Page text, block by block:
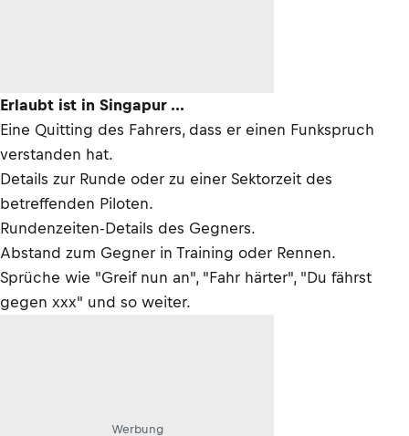
Erlaubt ist in Singapur ...
Eine Quitting des Fahrers, dass er einen Funkspruch
verstanden hat.
Details zur Runde oder zu einer Sektorzeit des
betreffenden Piloten.
Rundenzeiten-Details des Gegners.
Abstand zum Gegner in Training oder Rennen.
Sprüche wie "Greif nun an", "Fahr härter", "Du fährst
gegen xxx" und so weiter.
Werbung